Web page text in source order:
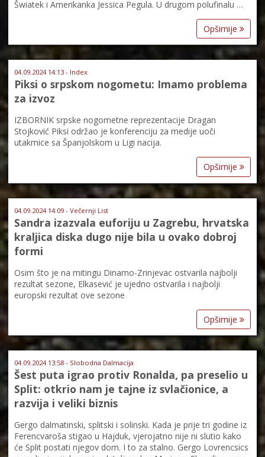
Šwiatek i Amerikanka Jessica Pegula. U drugom polufinalu …
Opširnije
04.09.2024 14:13 - Index
Piksi o srpskom nogometu: Imamo problema
za izvoz
IZBORNIK srpske nogometne reprezentacije Dragan
Stojković Piksi održao je konferenciju za medije uoči
utakmice sa Španjolskom u Ligi nacija.
Opširnije
04.09.2024 14:09 - Večernji List
Sandra izazvala euforiju u Zagrebu, hrvatska
kraljica diska dugo nije bila u ovako dobroj
formi
Osim što je na mitingu Dinamo-Zrinjevac ostvarila najbolji
rezultat sezone, Elkasević je ujedno ostvarila i najbolji
europski rezultat ove sezone
Opširnije
04.09.2024 13:58 - Slobodna Dalmacija
Šest puta igrao protiv Ronalda, pa preselio u
Split: otkrio nam je tajne iz svlačionice, a
razvija i veliki biznis
Gergo dalmatinski, splitski i solinski. Kada je prije tri godine iz
Ferencvaroša stigao u Hajduk, vjerojatno nije ni slutio kako
će Split postati njegov dom. I to za stalno. Gergo Lovrencsics